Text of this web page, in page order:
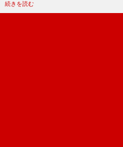
続きを読む